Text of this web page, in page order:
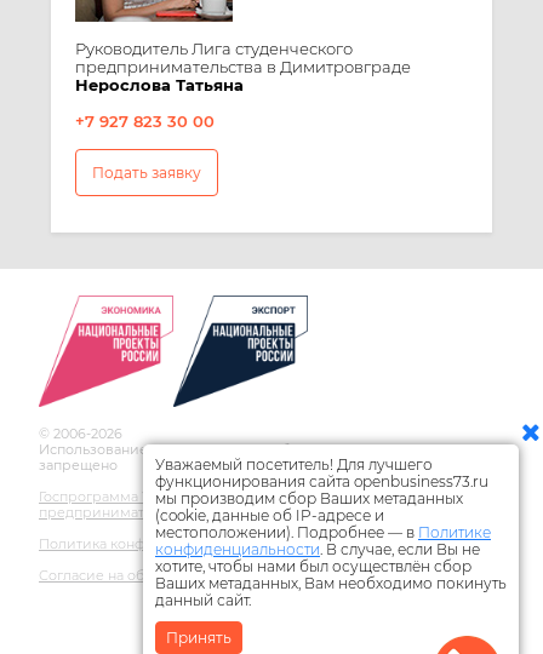
Руководитель Лига студенческого
предпринимательства в Димитровграде
Нерослова Татьяна
+7 927 823 30 00
Подать заявку
© 2006-2026
Использование материалов сайта без ссылки на источник
запрещено
Госпрограмма Ульяновской области по развитию
предпринимательства
Политика конфиденциальности
Согласие на обработку персональных данных
Уважаемый посетитель! Для лучшего
функционирования сайта openbusiness73.ru
мы производим сбор Ваших метаданных
(cookie, данные об IP-адресе и
местоположении). Подробнее — в Политике
конфиденциальности. В случае, если Вы не
хотите, чтобы нами был осуществлён сбор
Ваших метаданных, Вам необходимо покинуть
данный сайт.